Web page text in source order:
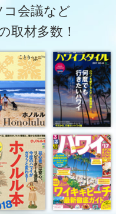
コ会議など
取材多数！